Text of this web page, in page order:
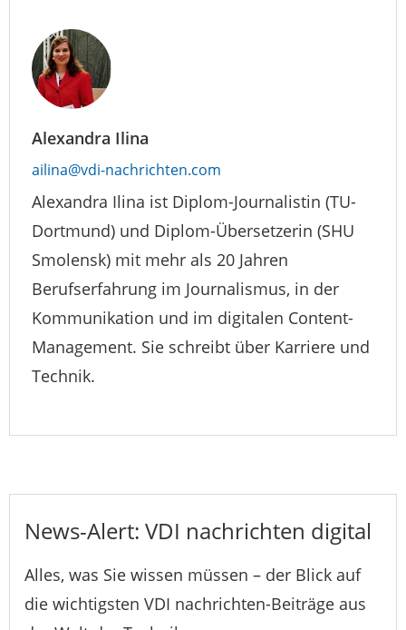
Alexandra Ilina
ailina@vdi-nachrichten.com
Alexandra Ilina ist Diplom-Journalistin (TU-
Dortmund) und Diplom-Übersetzerin (SHU
Smolensk) mit mehr als 20 Jahren
Berufserfahrung im Journalismus, in der
Kommunikation und im digitalen Content-
Management. Sie schreibt über Karriere und
Technik.
News-Alert: VDI nachrichten digital
Alles, was Sie wissen müssen – der Blick auf
die wichtigsten VDI nachrichten-Beiträge aus